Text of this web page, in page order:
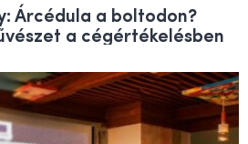
Árcédula a boltodon?
a cégértékelésben